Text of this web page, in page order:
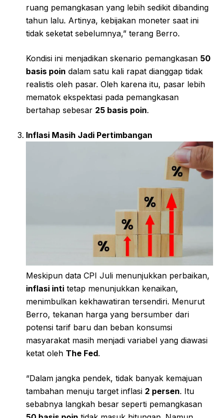
ruang pemangkasan yang lebih sedikit dibanding
tahun lalu. Artinya, kebijakan moneter saat ini
tidak seketat sebelumnya,” terang Berro.
Kondisi ini menjadikan skenario pemangkasan 50
basis poin dalam satu kali rapat dianggap tidak
realistis oleh pasar. Oleh karena itu, pasar lebih
mematok ekspektasi pada pemangkasan
bertahap sebesar 25 basis poin.
Inflasi Masih Jadi Pertimbangan
Meskipun data CPI Juli menunjukkan perbaikan,
inflasi inti tetap menunjukkan kenaikan,
menimbulkan kekhawatiran tersendiri. Menurut
Berro, tekanan harga yang bersumber dari
potensi tarif baru dan beban konsumsi
masyarakat masih menjadi variabel yang diawasi
ketat oleh The Fed.
“Dalam jangka pendek, tidak banyak kemajuan
tambahan menuju target inflasi 2 persen. Itu
sebabnya langkah besar seperti pemangkasan